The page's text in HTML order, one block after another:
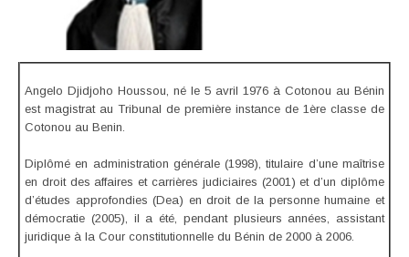
Angelo Djidjoho Houssou, né le 5 avril 1976 à Cotonou au Bénin
est magistrat au Tribunal de première instance de 1ère classe de
Cotonou au Benin.
Diplômé en administration générale (1998), titulaire d’une maîtrise
en droit des affaires et carrières judiciaires (2001) et d’un diplôme
d’études approfondies (Dea) en droit de la personne humaine et
démocratie (2005), il a été, pendant plusieurs années, assistant
juridique à la Cour constitutionnelle du Bénin de 2000 à 2006.